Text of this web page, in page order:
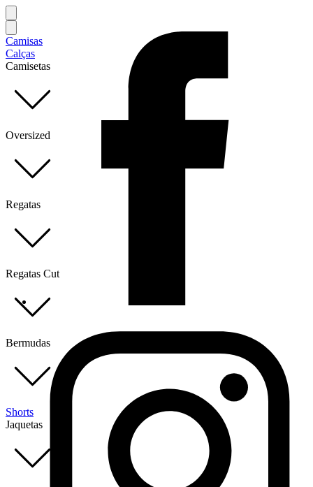
Camisas
Calças
Camisetas
Oversized
Regatas
Regatas Cut
Bermudas
Shorts
Jaquetas